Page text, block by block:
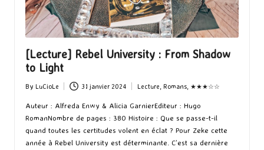
[Lecture] Rebel University : From Shadow
to Light
Posted
by
By LuCioLe 31 janvier 2024
Posted
in
Lecture Romans, ★★★☆☆
Auteur : Alfreda Enwy & Alicia GarnierEditeur : Hugo
RomanNombre de pages : 380 Histoire : Que se passe-t-il
quand toutes les certitudes volent en éclat ? Pour Zeke cette
année à Rebel University est déterminante. C’est sa dernière